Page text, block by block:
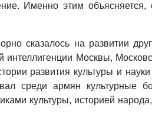
Именно этим
сказалось на развитии
Москвы,
развития культуры и
среди армян культурные
культуры, историей